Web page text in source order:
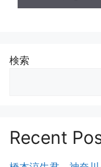
検索
Recent